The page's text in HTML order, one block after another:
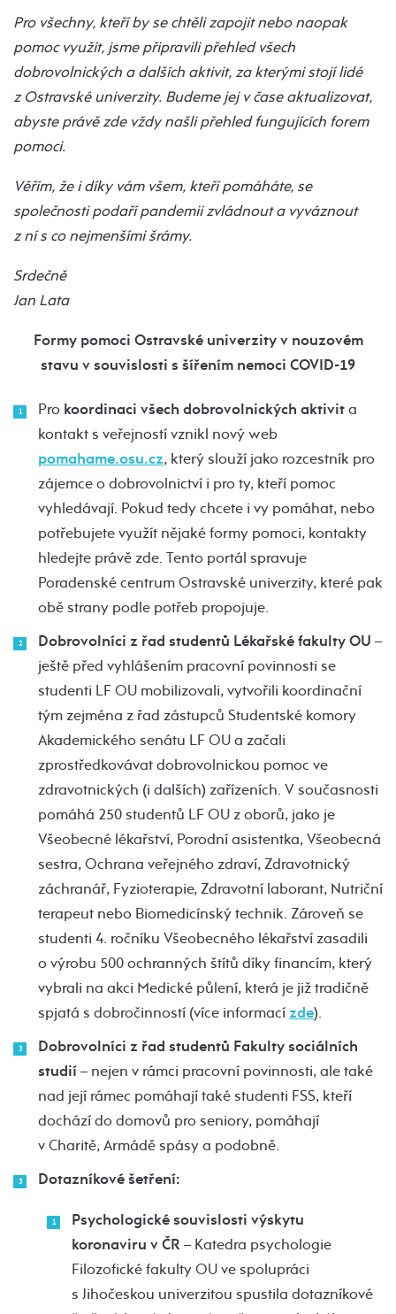
Pro všechny, kteří by se chtěli zapojit nebo naopak
pomoc využít, jsme připravili přehled všech
dobrovolnických a dalších aktivit, za kterými stojí lidé
z Ostravské univerzity. Budeme jej v čase aktualizovat,
abyste právě zde vždy našli přehled fungujících forem
pomoci.
Věřím, že i díky vám všem, kteří pomáháte, se
společnosti podaří pandemii zvládnout a vyváznout
z ní s co nejmenšími šrámy.
Srdečně
Jan Lata
Formy pomoci Ostravské univerzity v nouzovém
stavu v souvislosti s šířením nemoci COVID-19
Pro koordinaci všech dobrovolnických aktivita
kontakt s veřejností vznikl nový web
pomahame.osu.cz, který slouží jako rozcestník pro
zájemce o dobrovolnictví i pro ty, kteří pomoc
vyhledávají. Pokud tedy chcete i vy pomáhat, nebo
potřebujete využít nějaké formy pomoci, kontakty
hledejte právě zde. Tento portál spravuje
Poradenské centrum Ostravské univerzity, které pak
obě strany podle potřeb propojuje.
Dobrovolníci z řad studentů Lékařské fakulty OU –
ještě před vyhlášením pracovní povinnosti se
studenti LF OU mobilizovali, vytvořili koordinační
tým zejména z řad zástupců Studentské komory
Akademického senátu LF OU a začali
zprostředkovávat dobrovolnickou pomoc ve
zdravotnických (i dalších) zařízeních. V současnosti
pomáhá 250 studentů LF OU z oborů, jako je
Všeobecné lékařství, Porodní asistentka, Všeobecná
sestra, Ochrana veřejného zdraví, Zdravotnický
záchranář, Fyzioterapie, Zdravotní laborant, Nutriční
terapeut nebo Biomedicínský technik. Zároveň se
studenti 4. ročníku Všeobecného lékařství zasadili
o výrobu 500 ochranných štítů díky financím, který
vybrali na akci Medické půlení, která je již tradičně
spjatá s dobročinností (více informacízde).
Dobrovolníci z řad studentů Fakulty sociálních
studií– nejen v rámci pracovní povinnosti, ale také
nad její rámec pomáhají také studenti FSS, kteří
dochází do domovů pro seniory, pomáhají
v Charitě, Armádě spásy a podobně.
Dotazníkové šetření:
Psychologické souvislosti výskytu
koronaviru v ČR– Katedra psychologie
Filozofické fakulty OU ve spolupráci
s Jihočeskou univerzitou spustila dotazníkové